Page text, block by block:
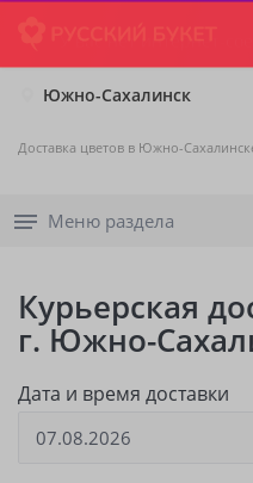
Южно-Сахалинск
Доставка цветов в Южно-
Меню раздела
Курьерская
г. Южно-
Дата и время доставки